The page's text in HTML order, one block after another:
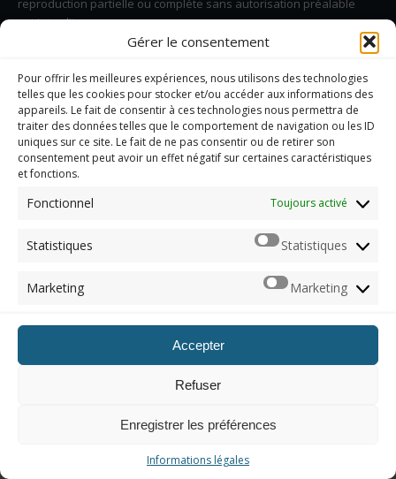
Gérer le consentement
Pour offrir les meilleures expériences, nous utilisons des technologies
telles que les cookies pour stocker et/ou accéder aux informations des
appareils. Le fait de consentir à ces technologies nous permettra de
traiter des données telles que le comportement de navigation ou les ID
uniques sur ce site. Le fait de ne pas consentir ou de retirer son
consentement peut avoir un effet négatif sur certaines caractéristiques
et fonctions.
Fonctionnel Toujours activé
Statistiques Statistiques
Marketing Marketing
Accepter
Refuser
Enregistrer les préférences
Informations légales
reproduction partielle ou complète sans autorisation préalable
est interdite.
Mentions légales
Qui suis-je ?
Me contacter
ARCHIVES
© 2012 - 2026, Imerod. Tous droits réservés.